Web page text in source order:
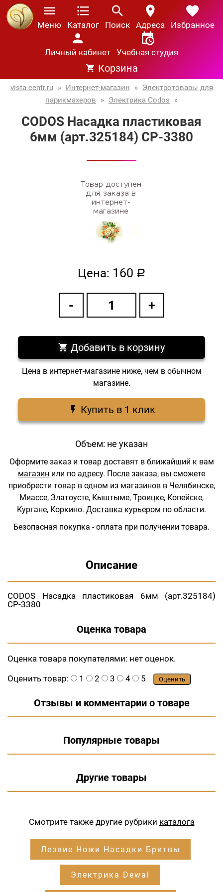
Меню Каталог Поиск Адреса Избранное
Личный кабинет Учебная студия
Корзина
vista-centr.ru » Интернет-магазин » Электротовары для
парикмахеров
» Электрика Codos »
CODOS Насадка пластиковая
6мм (арт.325184) СР-3380
Цена: 160 a
Добавить в корзину
Цена в интернет-магазине ниже, чем в обычном
магазине.
Купить в 1 клик
Объем: не указан
Оформите заказ и товар доставят в ближайший к вам
магазин или по адресу. После заказа, вы сможете
приобрести товар в одном из магазинов в Челябинске,
Миассе, Златоусте, Кыштыме, Троицке, Копейске,
Кургане, Коркино. Доставка курьером по области.
Безопасная покупка - оплата при получении товара.
Описание
CODOS Насадка пластиковая 6мм (арт.325184)
СР-3380
Оценка товара
Оценка товара покупателями: нет оценок.
Оценить товар:
1 2 3 4 5 Оценить
Отзывы и комментарии о товаре
Популярные товары
Другие товары
Смотрите также другие рубрики каталога
Лезвие Ножи Насадки Бритвы
Электрика Dewal